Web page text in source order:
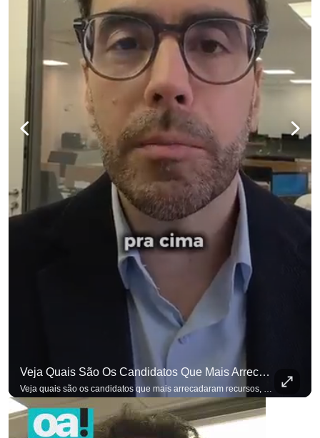
Veja Quais São Os Candidatos Que Mais Arrecadaram Recursos, Até Agora, Por Meio De Vaquinhas Eleito
Veja quais são os candidatos que mais arrecadaram recursos, até agora, por meio de vaquinhas eleitorais. #OAntagonista Se você busca informação com credibilidade, inscreva-se agora e ative o